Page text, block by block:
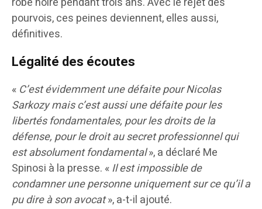
pourvois, ces peines deviennent, elles aussi,
définitives.
Légalité des écoutes
« C’est évidemment une défaite pour Nicolas
Sarkozy mais c’est aussi une défaite pour les
libertés fondamentales, pour les droits de la
défense, pour le droit au secret professionnel qui
est absolument fondamental», a déclaré Me
Spinosi à la presse. «Il est impossible de
condamner une personne uniquement sur ce qu’il a
pu dire à son avocat», a-t-il ajouté.